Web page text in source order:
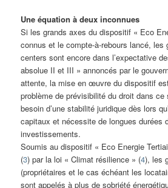
Une équation à deux inconnues
Si les grands axes du dispositif « Eco
connus et le compte-à-rebours lancé, les
centers sont encore dans l’expectative
absolue II et III » annoncés par le
attente, la mise en œuvre du dispositif
problème de prévisibilité du droit dans
besoin d’une stabilité juridique dès lors
capitaux et nécessite de longues durées
investissements.
Soumis au dispositif « Eco Energie
(3) par la loi « Climat résilience » (4), les
(propriétaires et le cas échéant les
sont appelés à plus de sobriété